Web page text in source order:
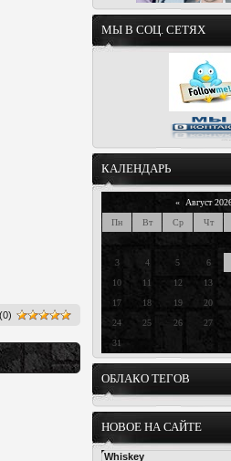
МЫ В СОЦ. СЕТЯХ
КАЛЕНДАРЬ
« Август
Пн
Вт Ср Чт
3
4 5 6
10
11 12 13
17
18 19 20
24
25 26 27
31
ОБЛАКО ТЕГОВ
НОВОЕ НА САЙТЕ